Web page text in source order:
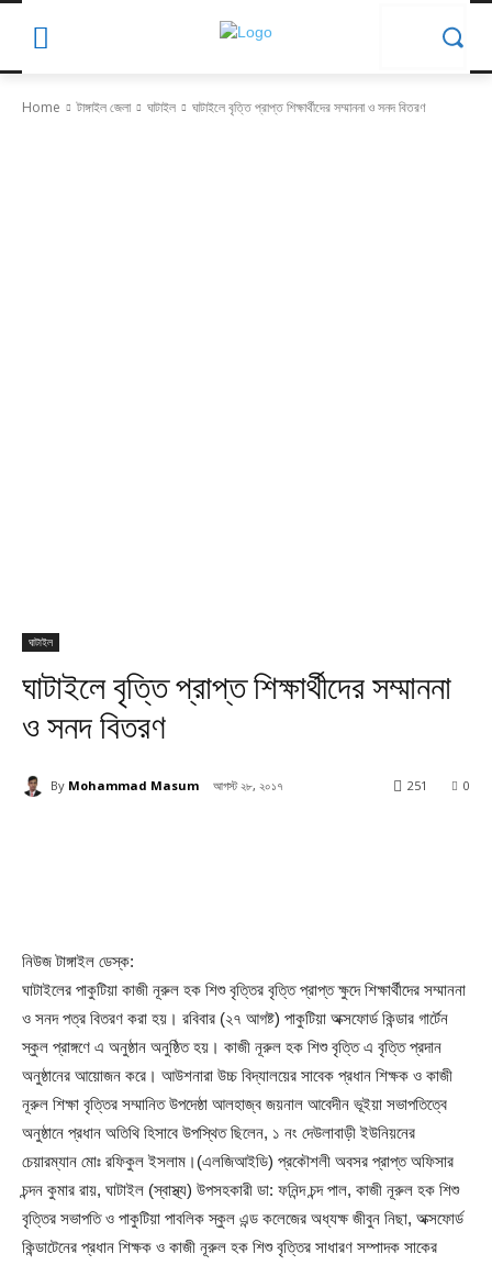
Home টাঙ্গাইল জেলা ঘাটাইল ঘাটাইলে বৃত্তি প্রাপ্ত শিক্ষার্থীদের সম্মাননা ও সনদ বিতরণ
ঘাটাইল
ঘাটাইলে বৃত্তি প্রাপ্ত শিক্ষার্থীদের সম্মাননা
ও সনদ বিতরণ
By Mohammad Masum আগস্ট ২৮, ২০১৭ 0
251
নিউজ টাঙ্গাইল ডেস্ক:
ঘাটাইলের পাকুটিয়া কাজী নূরুল হক শিশু বৃত্তির বৃত্তি প্রাপ্ত ক্ষুদে শিক্ষার্থীদের সম্মাননা
ও সনদ পত্র বিতরণ করা হয়। রবিবার (২৭ আগষ্ট) পাকুটিয়া অক্সফোর্ড কিন্ডার গার্টেন
স্কুল প্রাঙ্গণে এ অনুষ্ঠান অনুষ্ঠিত হয়। কাজী নূরুল হক শিশু বৃত্তি এ বৃত্তি প্রদান
অনুষ্ঠানের আয়োজন করে। আউশনারা উচ্চ বিদ্যালয়ের সাবেক প্রধান শিক্ষক ও কাজী
নূরুল শিক্ষা বৃত্তির সম্মানিত উপদেষ্ঠা আলহাজ্ব জয়নাল আবেদীন ভূইয়া সভাপতিত্বে
অনুষ্ঠানে প্রধান অতিথি হিসাবে উপস্থিত ছিলেন, ১ নং দেউলাবাড়ী ইউনিয়নের
চেয়ারম্যান মোঃ রফিকুল ইসলাম।(এলজিআইডি) প্রকৌশলী অবসর প্রাপ্ত অফিসার
চন্দন কুমার রায়, ঘাটাইল (স্বাস্থ্য) উপসহকারী ডা: ফনিন্দ চন্দ পাল, কাজী নূরুল হক শিশু
বৃত্তির সভাপতি ও পাকুটিয়া পাবলিক স্কুল এন্ড কলেজের অধ্যক্ষ জীবুন নিছা, অক্সফোর্ড
কিন্ডাটেনের প্রধান শিক্ষক ও কাজী নূরুল হক শিশু বৃত্তির সাধারণ সম্পাদক সাকের